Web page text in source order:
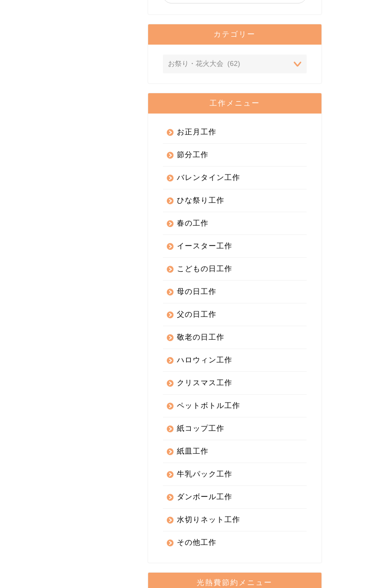
カテゴリー
工作メニュー
お正月工作
節分工作
バレンタイン工作
ひな祭り工作
春の工作
イースター工作
こどもの日工作
母の日工作
父の日工作
敬老の日工作
ハロウィン工作
クリスマス工作
ペットボトル工作
紙コップ工作
紙皿工作
牛乳パック工作
ダンボール工作
水切りネット工作
その他工作
光熱費節約メニュー